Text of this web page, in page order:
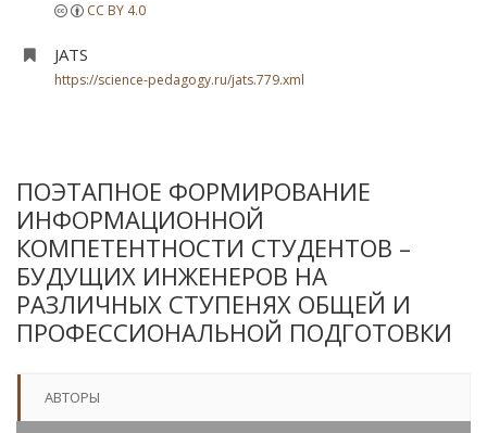
CC BY 4.0
JATS
https://science-pedagogy.ru/jats.779.xml
ПОЭТАПНОЕ ФОРМИРОВАНИЕ
ИНФОРМАЦИОННОЙ
КОМПЕТЕНТНОСТИ СТУДЕНТОВ –
БУДУЩИХ ИНЖЕНЕРОВ НА
РАЗЛИЧНЫХ СТУПЕНЯХ ОБЩЕЙ И
ПРОФЕССИОНАЛЬНОЙ ПОДГОТОВКИ
АВТОРЫ